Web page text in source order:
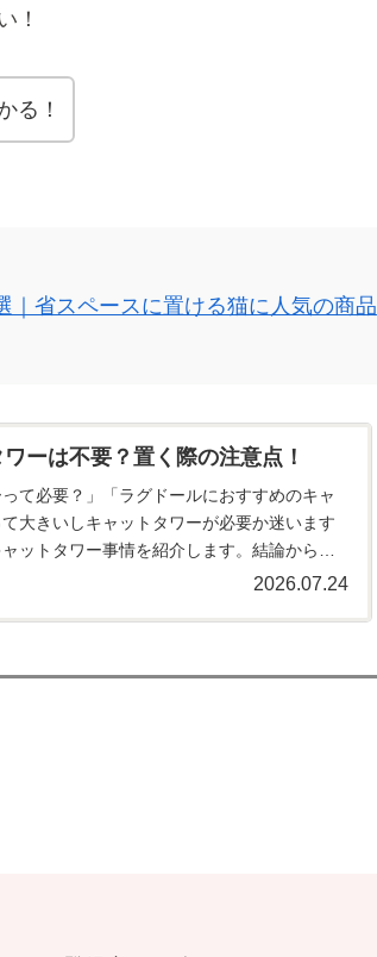
！
る！
｜省スペースに置ける猫に人気の商品
ーは不要？置く際の注意点！
て必要？」「ラグドールにおすすめのキャ
大きいしキャットタワーが必要か迷います
ットタワー事情を紹介します。結論から言
2026.07.24